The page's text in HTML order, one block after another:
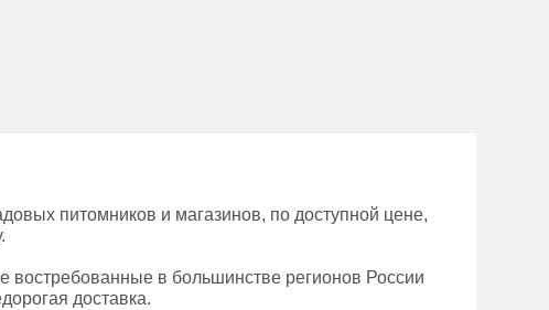
питомников и магазинов, по доступной цене,
востребованные в большинстве регионов России
доставка.